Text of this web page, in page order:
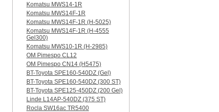
Komatsu MWS14-1R
Komatsu MWS14F-1R
Komatsu MWS14F-1R (H-5025)
Komatsu MWS14F-1R (H-4555
Gel300)
Komatsu MWS10-1R (Н-2985)
OM Pimespo CL12
OM Pimespo CN14 (Н5475)
BT-Toyota SPE160-540DZ (Gel)
BT-Toyota SPE160-540DZ (300 ST)
BT-Toyota SPE125-450DZ (200 Gel)
Linde L14AP-540DZ (375 ST)
Rocla SW16ac TR5400